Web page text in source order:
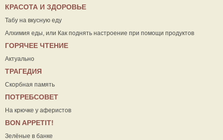
КРАСОТА И ЗДОРОВЬЕ
Табу на вкусную еду
Алхимия еды, или Как поднять настроение при помощи продуктов
ГОРЯЧЕЕ ЧТЕНИЕ
Актуально
ТРАГЕДИЯ
Скорбная память
ПОТРЕБСОВЕТ
На крючке у аферистов
ВON APPETIT!
Зелёные в банке